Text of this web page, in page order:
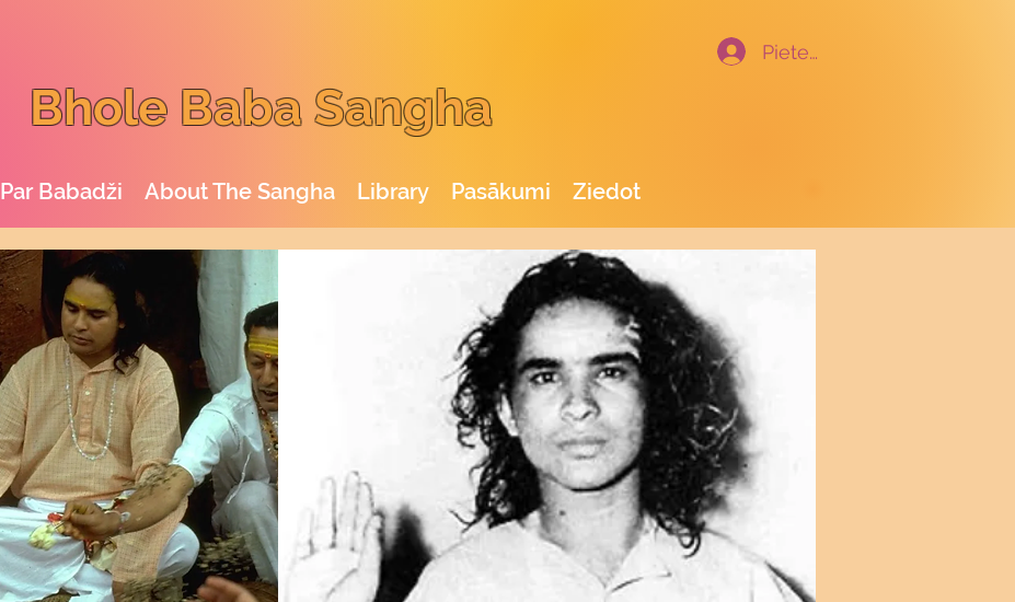
Bhole Baba Sangha
Pieteikties
Par Babadži About The Sangha Library Pasākumi Ziedot